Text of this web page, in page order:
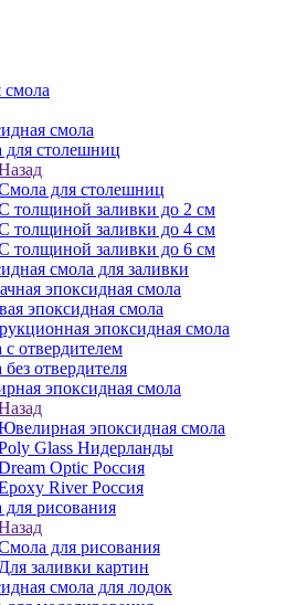
смола
для столешниц
для столешниц
толщиной заливки до 2 см
толщиной заливки до 4 см
толщиной заливки до 6 см
смола для заливки
эпоксидная смола
эпоксидная смола
эпоксидная смола
отвердителем
отвердителя
эпоксидная смола
эпоксидная смола
Glass Нидерланды
Optic Россия
River Россия
рисования
для рисования
Для заливки картин
смола для лодок